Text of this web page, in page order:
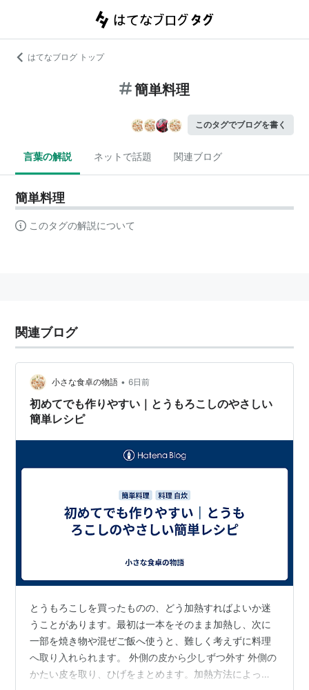
はてなブログ トップ
簡単料理
このタグでブログを書く
言葉の解説 ネットで話題 関連ブログ
簡単料理
このタグの解説について
関連ブログ
小さな食卓の物語 • 6日前
初めてでも作りやすい｜とうもろこしのやさしい
簡単レシピ
とうもろこしを買ったものの、どう加熱すればよいか迷
うことがあります。最初は一本をそのまま加熱し、次に
一部を焼き物や混ぜご飯へ使うと、難しく考えずに料理
へ取り入れられます。 外側の皮から少しずつ外す 外側の
かたい皮を取り、ひげをまとめます。加熱方法によって